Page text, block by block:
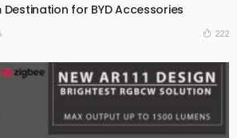
for BYD Accessories
222